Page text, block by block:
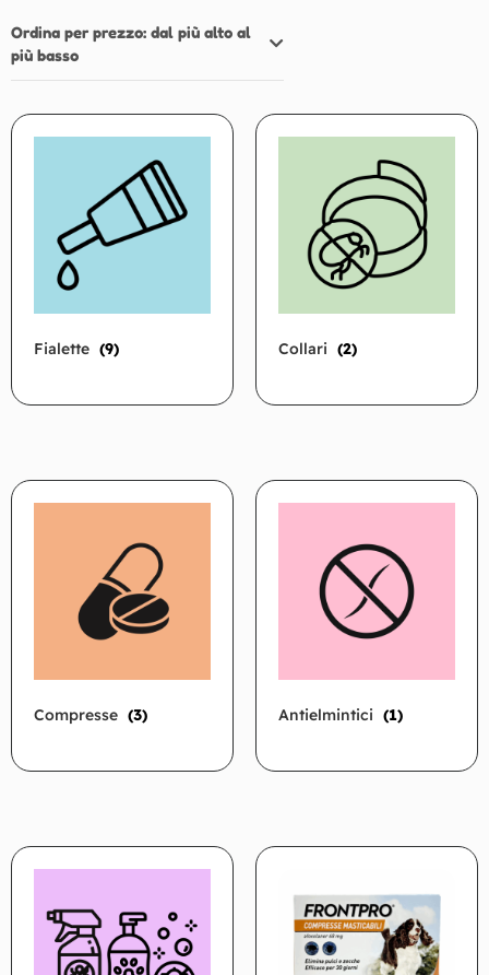
Ordina per prezzo: dal più alto al
più basso
Fialette (9) Collari (2)
Compresse (3) Antielmintici (1)